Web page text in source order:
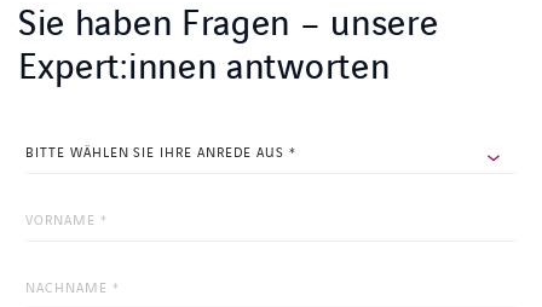
Sie haben Fragen – unsere
Expert:innen antworten
PHONE
Feld
und
sollte